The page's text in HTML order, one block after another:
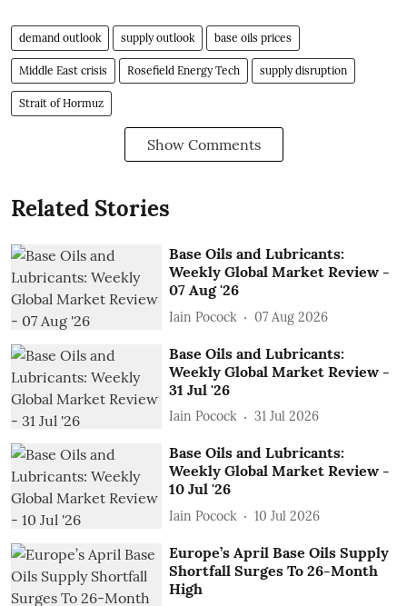
demand outlook supply outlook base oils prices
Middle East crisis Rosefield Energy Tech supply disruption
Strait of Hormuz
Show Comments
Related Stories
Base Oils and Lubricants:
Weekly Global Market Review -
07 Aug '26
Iain Pocock 07 Aug 2026
Base Oils and Lubricants:
Weekly Global Market Review -
31 Jul '26
Iain Pocock 31 Jul 2026
Base Oils and Lubricants:
Weekly Global Market Review -
10 Jul '26
Iain Pocock 10 Jul 2026
Europe’s April Base Oils Supply
Shortfall Surges To 26-Month
High